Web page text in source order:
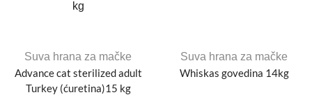
Suva hrana za mačke
Advance cat sterilized adult
Turkey (ćuretina)15 kg
Suva hrana za mačke
Whiskas govedina 14kg